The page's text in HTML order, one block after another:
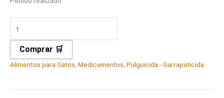
Comprar 🛒
Alimentos para Gatos Medicamentos Pulguicida - Garrapaticida